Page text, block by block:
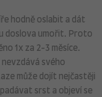
hodně oslabit a dát
doslova umořit. Proto
1x za 2-3 měsíce.
svého
může dojít nejčastěji
srst a objeví se